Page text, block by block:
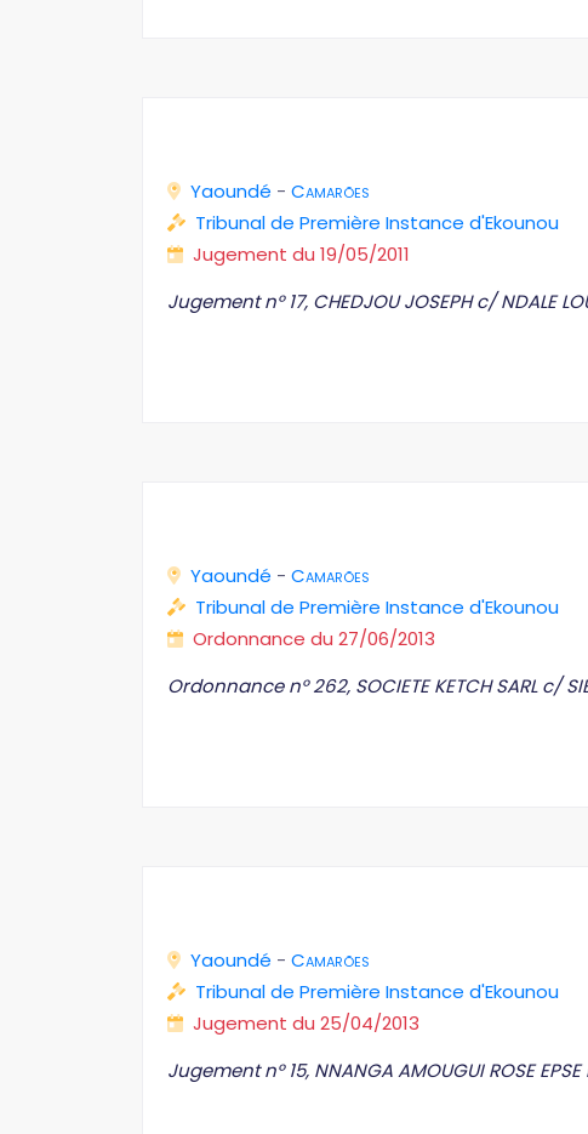
Yaoundé - Camarões
Tribunal de Première Instance d'Ekounou
Jugement du 19/05/2011
Jugement n° 17, CHEDJOU JOSEPH c/ NDALE
Yaoundé - Camarões
Tribunal de Première Instance d'Ekounou
Ordonnance du 27/06/2013
Ordonnance n° 262, SOCIETE KETCH SARL c/
Yaoundé - Camarões
Tribunal de Première Instance d'Ekounou
Jugement du 25/04/2013
Jugement n° 15, NNANGA AMOUGUI ROSE EPSE